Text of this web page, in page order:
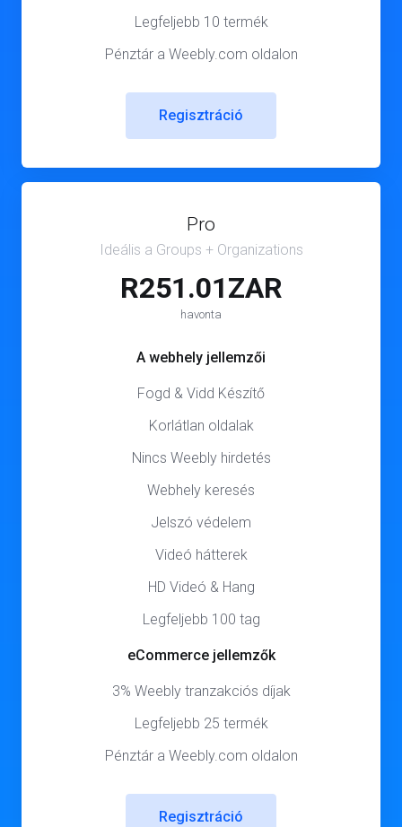
Legfeljebb 10 termék
Pénztár a Weebly.com oldalon
Regisztráció
Pro
Ideális a Groups + Organizations
R251.01ZAR
havonta
A webhely jellemzői
Fogd & Vidd Készítő
Korlátlan oldalak
Nincs Weebly hirdetés
Webhely keresés
Jelszó védelem
Videó hátterek
HD Videó & Hang
Legfeljebb 100 tag
eCommerce jellemzők
3% Weebly tranzakciós díjak
Legfeljebb 25 termék
Pénztár a Weebly.com oldalon
Regisztráció